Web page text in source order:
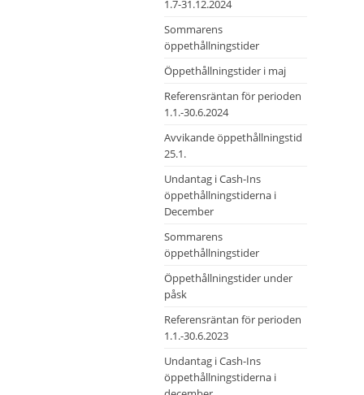
1.7-31.12.2024
Sommarens
öppethållningstider
Öppethållningstider i maj
Referensräntan för perioden
1.1.-30.6.2024
Avvikande öppethållningstid
25.1.
Undantag i Cash-Ins
öppethållningstiderna i
December
Sommarens
öppethållningstider
Öppethållningstider under
påsk
Referensräntan för perioden
1.1.-30.6.2023
Undantag i Cash-Ins
öppethållningstiderna i